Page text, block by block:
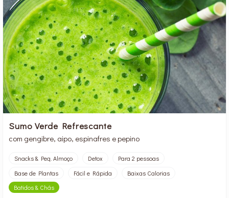
Sumo Verde Refrescante
com gengibre, aipo, espinafres e pepino
Snacks & Peq. Almoço Detox
Para 2 pessoas
Base de Plantas
Fácil e Rápida
Baixas Calorias
Batidos & Chás